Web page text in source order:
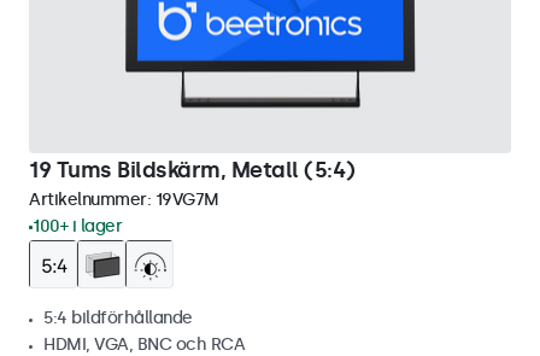
19 Tums Bildskärm, Metall (5:4)
Artikelnummer: 19VG7M
100+ i lager
5:4 bildförhållande
HDMI, VGA, BNC och RCA